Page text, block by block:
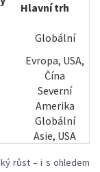
Hlavní trh
Globální
Evropa, USA,
Čína
Severní
Amerika
Globální
Asie, USA
růst – i s ohledem